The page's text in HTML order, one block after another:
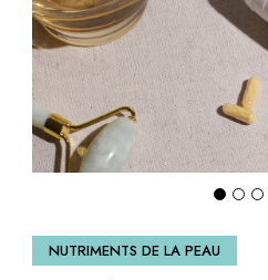
NUTRIMENTS DE LA PEAU